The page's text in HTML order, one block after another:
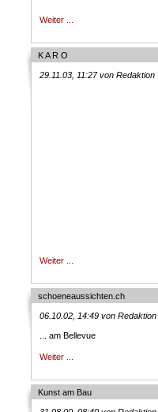
Weiter ...
K A R O
29.11.03, 11:27 von Redaktion
Weiter ...
schoeneaussichten.ch
06.10.02, 14:49 von Redaktion
... am Bellevue
Weiter ...
Kunst am Bau